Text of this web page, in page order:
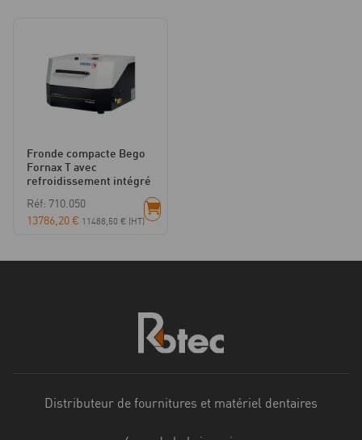
Fronde compacte Bego
Fornax T avec
refroidissement intégré
Réf: 710.050
13786,20€ 11488,50 € (HT)
Distributeur de fournitures et matériel dentaires